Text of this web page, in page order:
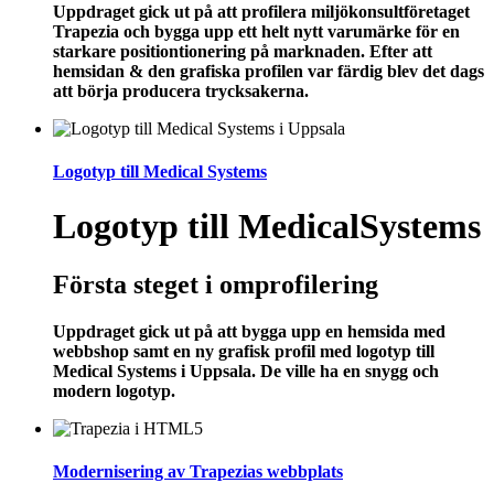
Uppdraget gick ut på att profilera miljökonsultföretaget
Trapezia och bygga upp ett helt nytt varumärke för en
starkare positiontionering på marknaden. Efter att
hemsidan & den grafiska profilen var färdig blev det dags
att börja producera trycksakerna.
Logotyp till Medical Systems
Logotyp till MedicalSystems
Första steget i omprofilering
Uppdraget gick ut på att bygga upp en hemsida med
webbshop samt en ny grafisk profil med logotyp till
Medical Systems i Uppsala. De ville ha en snygg och
modern logotyp.
Modernisering av Trapezias webbplats